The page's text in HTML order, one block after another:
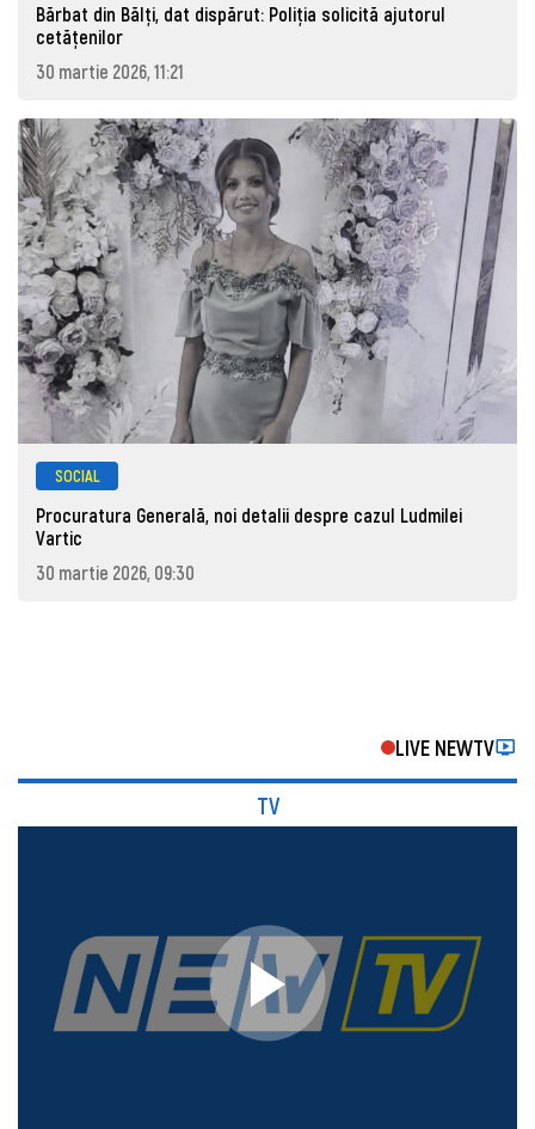
Bărbat din Bălți, dat dispărut: Poliţia solicită ajutorul
cetăţenilor
30 martie 2026, 11:21
SOCIAL
Procuratura Generală, noi detalii despre cazul Ludmilei
Vartic
30 martie 2026, 09:30
LIVE NEWTV
TV